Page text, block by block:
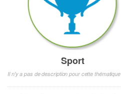
Sport
Il n'y a pas de description pour cette thématique